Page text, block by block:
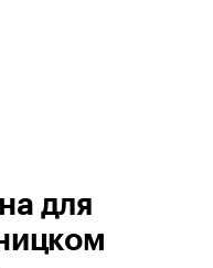
для